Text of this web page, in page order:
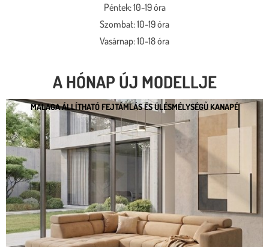
Péntek: 10-19 óra
Szombat: 10-19 óra
Vasárnap: 10-18 óra
A HÓNAP ÚJ MODELLJE
MALAGA ÁLLÍTHATÓ FEJTÁMLÁS ÉS ÜLÉSMÉLYSÉGŰ KANAPÉ
MALAGA ÁLLÍTHATÓ FEJTÁMLÁS ÉS
ÜLÉSMÉLYSÉGŰ KANAPÉ
* kedvező ár
* moduláris rendszer
* motoros állíthatóság
Megnézem